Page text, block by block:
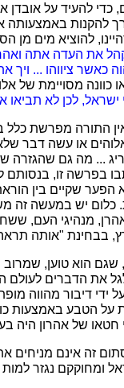
כדי להעיד על
להקנות באמצעותה
להוציא מים
את העדה אתה ואהרן
כאשר ציווהו ... ויך
כוונה מסויימת של
ישראל, לכן לא
התורה מפרשת
... מה גם שהגזרה
בפרשה זו, בנסותם
הפער שקיים בין
כלום יש במעשה
מנהיגי העם,
בבחינת "אותה
שגם הוא טוען,
הדברים לעולם
ידי דיבור מהווה
הטבע באמצעות
של אהרון היה
זה אינם
ומחוקקם נגזר